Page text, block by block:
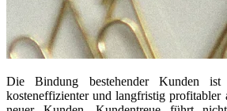
Die Bindung bestehender Kunden
kosteneffizienter und langfristig profitabler